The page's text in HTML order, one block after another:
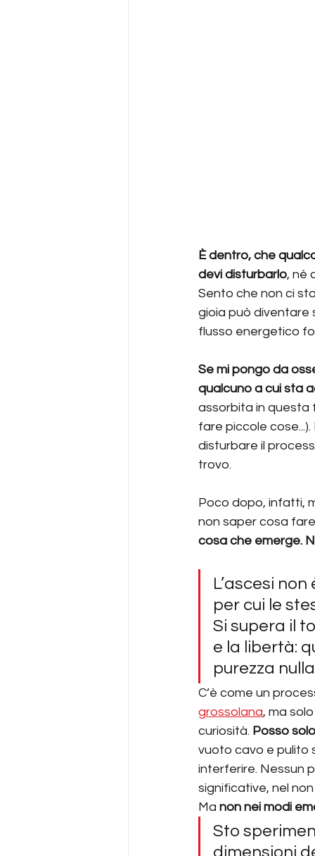
È dentro, che
devi disturbarlo, né
Sento che non ci
gioia può diventare
flusso energetico
Se mi pongo da
qualcuno a cui sta
assorbita in questa
fare piccole
disturbare il
trovo.
Poco dopo, infatti,
non saper cosa
cosa che emerge.
L’ascesi
per cui le
Si supera il
e la libertà:
purezza
C’è come un
grossolana, ma
curiosità. Posso
vuoto cavo e pulito
interferire. Nessun
significative, nel
Ma non nei modi
Sto
dimensioni